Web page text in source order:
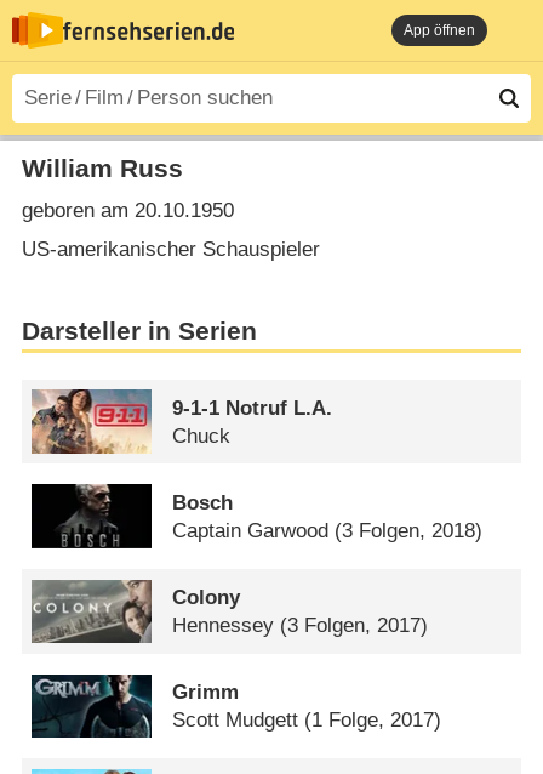
App öffnen
William Russ
geboren am 20.10.1950
US-amerikanischer Schauspieler
Darsteller in Serien
9-1-1 Notruf L.A.
Chuck
Bosch
Captain Garwood (3 Folgen, 2018)
Colony
Hennessey (3 Folgen, 2017)
Grimm
Scott Mudgett (1 Folge, 2017)